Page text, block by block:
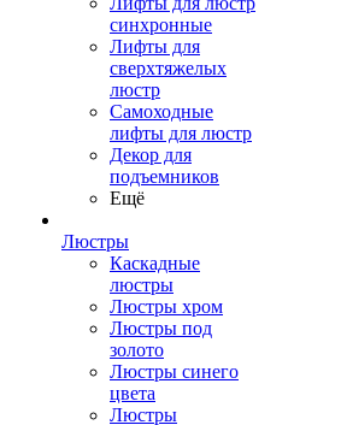
синхронные
Лифты для
сверхтяжелых
люстр
Самоходные
лифты для люстр
Декор для
подъемников
Ещё
Люстры
Каскадные
люстры
Люстры хром
Люстры под
золото
Люстры синего
цвета
Люстры